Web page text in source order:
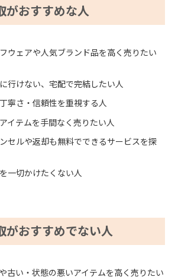
がおすすめな人
ウェアや人気ブランド品を高く売りたい
行けない、宅配で完結したい人
寧さ・信頼性を重視する人
イテムを手間なく売りたい人
セルや返却も無料でできるサービスを探
一切かけたくない人
がおすすめでない人
古い・状態の悪いアイテムを高く売りたい